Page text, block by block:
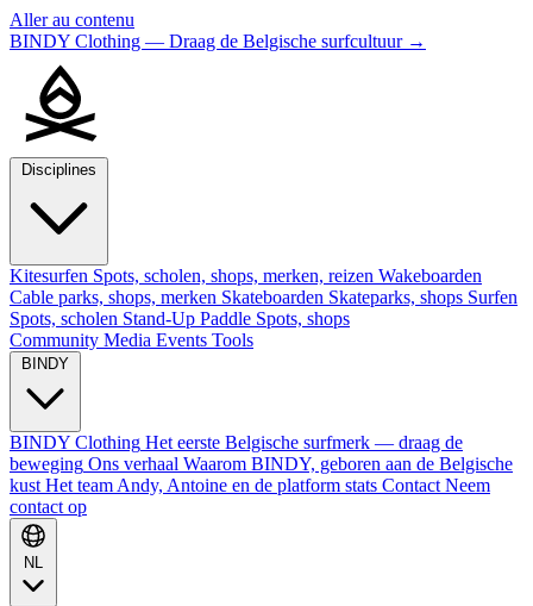
Aller au contenu
BINDY Clothing — Draag de Belgische surfcultuur →
Kitesurfen Spots, scholen, shops, merken, reizen Wakeboarden
Cable parks, shops, merken Skateboarden Skateparks, shops Surfen
Spots, scholen Stand-Up Paddle Spots, shops
Community Media Events Tools
BINDY Clothing Het eerste Belgische surfmerk — draag de
beweging Ons verhaal Waarom BINDY, geboren aan de Belgische
kust Het team Andy, Antoine en de platform stats Contact Neem
contact op